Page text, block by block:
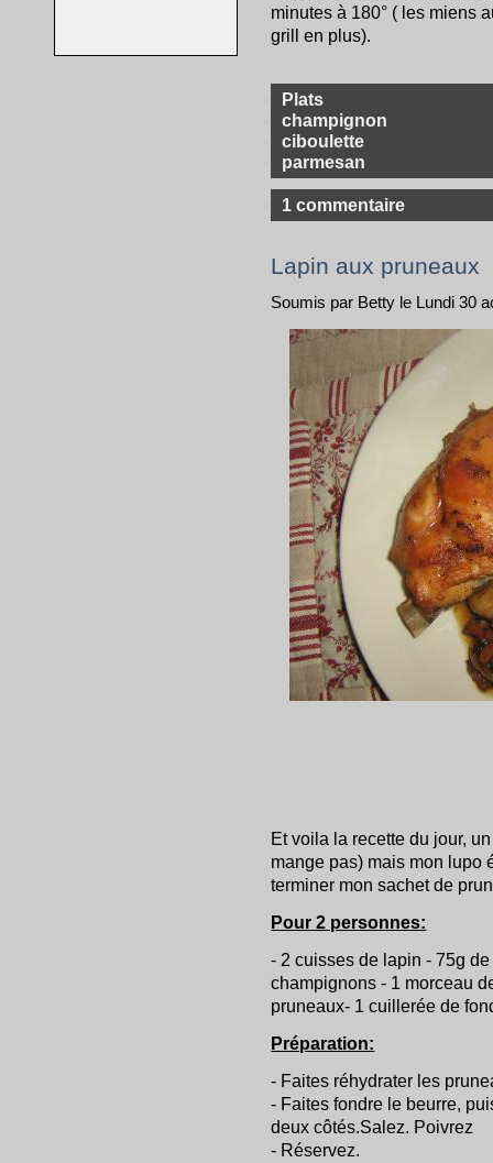
minutes à 180° ( les miens
grill en plus).
Plats
champignon
ciboulette
parmesan
1 commentaire
Lapin aux pruneaux
Soumis par Betty le Lundi 30
Et voila la recette du jour,
mange pas) mais mon lupo
terminer mon sachet de
Pour 2 personnes:
- 2 cuisses de lapin - 75g
champignons - 1 morceau
pruneaux- 1 cuillerée de
Préparation:
- Faites réhydrater les
- Faites fondre le beurre,
deux côtés.Salez. Poivrez
- Réservez.